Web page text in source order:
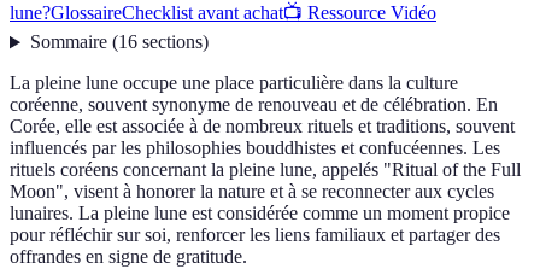
lune?GlossaireChecklist avant achat📺 Ressource Vidéo
Sommaire(16 sections)
La pleine lune occupe une place particulière dans la culture
coréenne, souvent synonyme de renouveau et de célébration. En
Corée, elle est associée à de nombreux rituels et traditions, souvent
influencés par les philosophies bouddhistes et confucéennes. Les
rituels coréens concernant la pleine lune, appelés "Ritual of the Full
Moon", visent à honorer la nature et à se reconnecter aux cycles
lunaires. La pleine lune est considérée comme un moment propice
pour réfléchir sur soi, renforcer les liens familiaux et partager des
offrandes en signe de gratitude.